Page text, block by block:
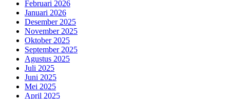
Februari 2026
Januari 2026
Desember 2025
November 2025
Oktober 2025
September 2025
Agustus 2025
Juli 2025
Juni 2025
Mei 2025
April 2025